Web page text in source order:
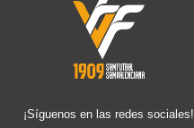
¡Síguenos en las redes sociales!